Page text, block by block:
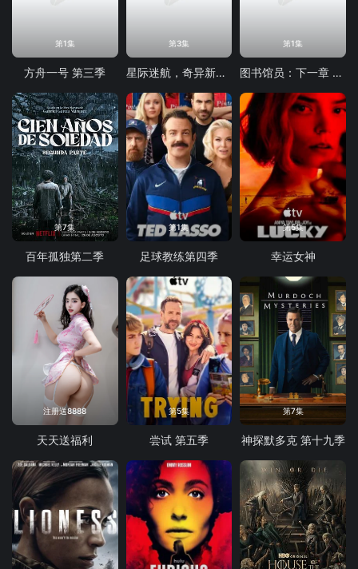
第1集
方舟一号 第三季
第3集
星际迷航，奇异新世界第四季
第1集
图书馆员：下一章 第二季
第7集
百年孤独第二季
第1集
足球教练第四季
第5集
幸运女神
注册送8888
天天送福利
第5集
尝试 第五季
第7集
神探默多克 第十九季